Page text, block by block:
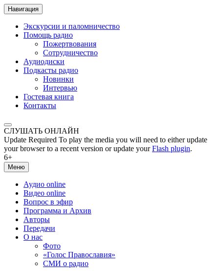
Навигация
Экскурсии и паломничество
Помощь радио
Пожертвования
Сотрудничество
Аудиодиски
Подкасты радио
Новинки
Интервью
Гостевая книга
Контакты
СЛУШАТЬ ОНЛАЙН
Update Required To play the media you will need to either update
your browser to a recent version or update yourFlash plugin.
6+
Меню
Аудио online
Видео online
Вопрос в эфир
Программа и Архив
Авторы
Передачи
О нас
Фото
«Голос Православия»
СМИ о радио